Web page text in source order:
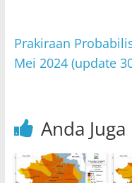
k
Prakiraan
Mei 2024 (update
Anda